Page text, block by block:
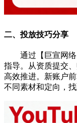
二、投放技巧分享
通过【巨宣网
指导。从资质提交
高效推进。新账户
不同素材和定向，